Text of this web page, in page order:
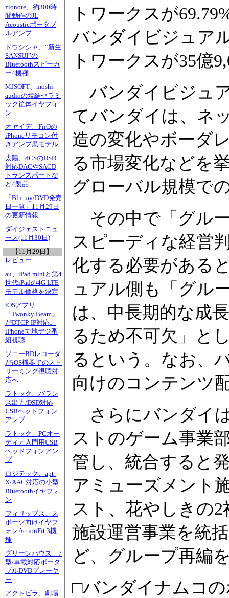
zionote、約300時
間動作のJL
Acousticポータブ
ルアンプ
ドウシシャ、“新生
SANSUI”の
Bluetoothスピーカ
ー4機種
MJSOFT、moshi
audioの焼結セラミ
ック筐体イヤフォ
ン
オヤイデ、FiiOの
iPhoneリモコン付
きアンプ黒モデル
太陽、dCSのDSD
対応DACやSACD
トランスポートな
ど4製品
「Blu-ray/DVD発売
日一覧」11月29日
の更新情報
ダイジェストニュ
ース(11月30日)
【11月29日】
レビュー
au、iPad miniと第4
世代iPadの4G LTE
モデル価格を決定
iOSアプリ
「Twonky Beam」
がDTCP-IP対応。
iPhoneで地デジ番
組視聴
ソニーBDレコーダ
がiOS機器でのスト
リーミング視聴対
応へ
ラトック、バラン
ス出力/DSD対応
USBヘッドフォン
アンプ
ラトック、PCオー
ディオ入門用USB
ヘッドフォンアン
プ
ロジテック、apt-
X/AAC対応の小型
Bluetoothイヤフォ
ン
フィリップス、ス
ポーツ向けイヤフ
ォンActionFit 3機
種
グリーンハウス、7
型/車載対応ポータ
ブルDVDプレーヤ
ー
アクトビラ、劇場
トワークスが
バンダイビジュア
トワークスが35億
バンダイビジュ
てバンダイは、ネ
造の変化やボーダ
る市場変化などを
グローバル規模で
その中で「グル
スピーディな経営
化する必要がある
ュアル側も「グル
は、中長期的な成
るため不可欠」と
るという。なお、
向けのコンテンツ
さらにバンダイ
ストのゲーム事業
管し、統合すると
アミューズメント
スト、花やしきの
施設運営事業を統
ど、グループ再編
□バンダイナムコ